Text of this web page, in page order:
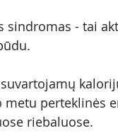
sindromas - tai
metu perteklinės
riebaluose.